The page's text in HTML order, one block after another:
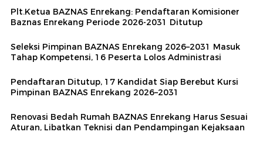
Plt.Ketua BAZNAS Enrekang: Pendaftaran Komisioner
Baznas Enrekang Periode 2026-2031 Ditutup
Seleksi Pimpinan BAZNAS Enrekang 2026–2031 Masuk
Tahap Kompetensi, 16 Peserta Lolos Administrasi
Pendaftaran Ditutup, 17 Kandidat Siap Berebut Kursi
Pimpinan BAZNAS Enrekang 2026–2031
Renovasi Bedah Rumah BAZNAS Enrekang Harus Sesuai
Aturan, Libatkan Teknisi dan Pendampingan Kejaksaan